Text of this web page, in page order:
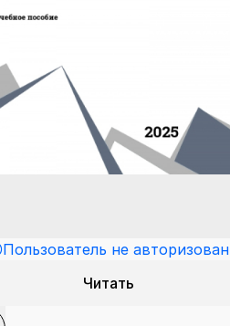
Пользователь не авторизован
Читать